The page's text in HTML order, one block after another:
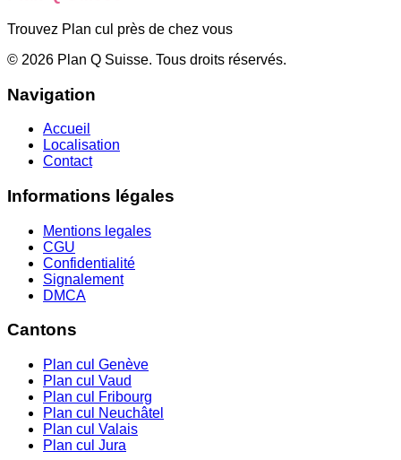
Trouvez Plan cul près de chez vous
© 2026 Plan Q Suisse. Tous droits réservés.
Navigation
Accueil
Localisation
Contact
Informations légales
Mentions legales
CGU
Confidentialité
Signalement
DMCA
Cantons
Plan cul Genève
Plan cul Vaud
Plan cul
Fribourg
Plan cul
Neuchâtel
Plan cul Valais
Plan cul Jura